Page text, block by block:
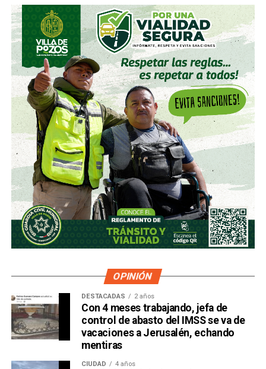
OPINIÓN
DESTACADAS 2 años
Con 4 meses trabajando, jefa de
control de abasto del IMSS se va de
vacaciones a Jerusalén, echando
mentiras
CIUDAD 4 años